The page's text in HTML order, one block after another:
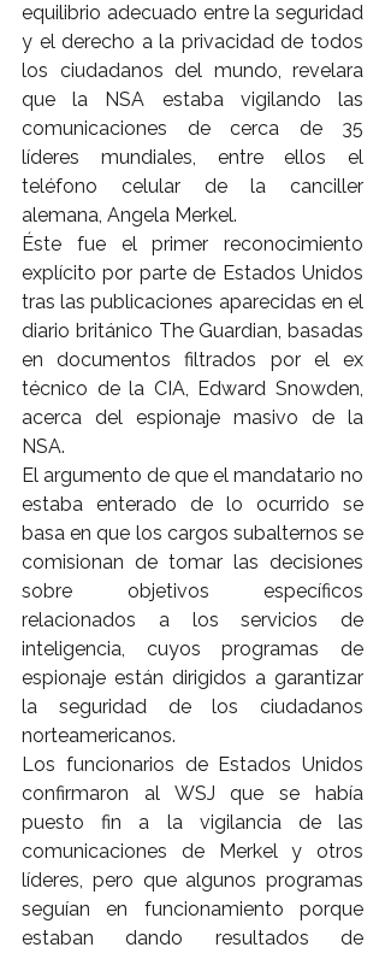
equilibrio adecuado entre la seguridad
y el derecho a la privacidad de todos
los ciudadanos del mundo, revelara
que la NSA estaba vigilando las
comunicaciones de cerca de 35
líderes mundiales, entre ellos el
teléfono celular de la canciller
alemana, Angela Merkel.
Éste fue el primer reconocimiento
explícito por parte de Estados Unidos
tras las publicaciones aparecidas en el
diario británico The Guardian, basadas
en documentos filtrados por el ex
técnico de la CIA, Edward Snowden,
acerca del espionaje masivo de la
NSA.
El argumento de que el mandatario no
estaba enterado de lo ocurrido se
basa en que los cargos subalternos se
comisionan de tomar las decisiones
sobre objetivos específicos
relacionados a los servicios de
inteligencia, cuyos programas de
espionaje están dirigidos a garantizar
la seguridad de los ciudadanos
norteamericanos.
Los funcionarios de Estados Unidos
confirmaron al WSJ que se había
puesto fin a la vigilancia de las
comunicaciones de Merkel y otros
líderes, pero que algunos programas
seguían en funcionamiento porque
estaban dando resultados de